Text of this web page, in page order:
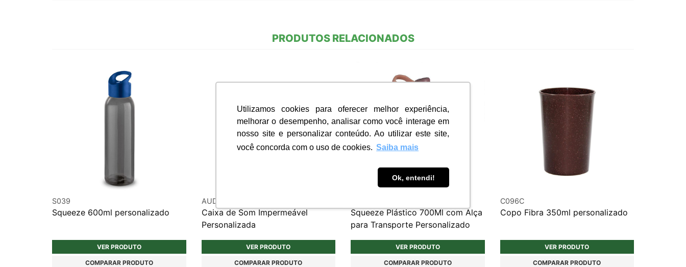
Utilizamos cookies para oferecer melhor experiência,
melhorar o desempenho, analisar como você interage em
nosso site e personalizar conteúdo. Ao utilizar este site,
você concorda com o uso de cookies. Saiba mais
Ok, entendi!
PRODUTOS RELACIONADOS
S039
Squeeze 600ml personalizado
VER PRODUTO
COMPARAR PRODUTO
AUD001
Caixa de Som Impermeável
Personalizada
VER PRODUTO
COMPARAR PRODUTO
Squeeze Plástico 700Ml com Alça
para Transporte Personalizado
VER PRODUTO
COMPARAR PRODUTO
C096C
Copo Fibra 350ml personalizado
VER PRODUTO
COMPARAR PRODUTO